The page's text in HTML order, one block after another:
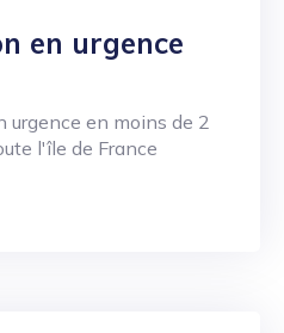
en urgence
urgence en moins de 2
l'île de France